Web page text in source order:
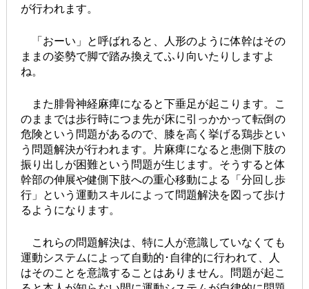
が行われます。
「おーい」と呼ばれると、人形のように体幹はその
ままの姿勢で脚で踏み換えてふり向いたりしますよ
ね。
また腓骨神経麻痺になると下垂足が起こります。こ
のままでは歩行時につま先が床に引っかかって転倒の
危険という問題があるので、膝を高く挙げる鶏歩とい
う問題解決が行われます。片麻痺になると患側下肢の
振り出しが困難という問題が生じます。そうすると体
幹部の伸展や健側下肢への重心移動による「分回し歩
行」という運動スキルによって問題解決を図って歩け
るようになります。
これらの問題解決は、特に人が意識していなくても
運動システムによって自動的･自律的に行われて、人
はそのことを意識することはありません。問題が起こ